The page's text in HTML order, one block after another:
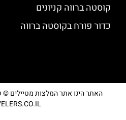
קוסטה ברווה קניונים
כדור פורח בקוסטה ברווה
האתר הינו אתר המלצות מטיילים ©